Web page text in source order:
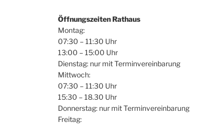
Öffnungszeiten Rathaus
Montag:
07:30 – 11:30 Uhr
13:00 – 15:00 Uhr
Dienstag: nur mit Terminvereinbarung
Mittwoch:
07:30 – 11:30 Uhr
15:30 – 18.30 Uhr
Donnerstag: nur mit Terminvereinbarung
Freitag: